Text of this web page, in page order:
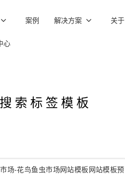
案例 解决方案 关于
心
搜索标签模板